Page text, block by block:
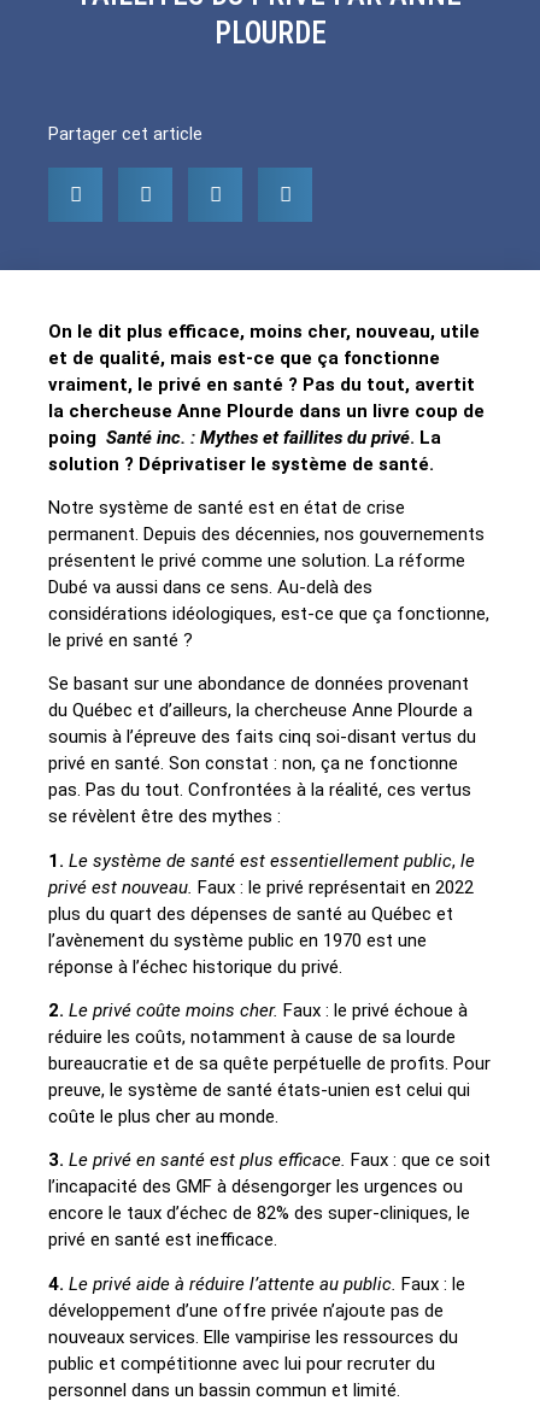
PLOURDE
Partager cet article
On le dit plus efficace, moins cher, nouveau, utile
et de qualité, mais est-ce que ça fonctionne
vraiment, le privé en santé ? Pas du tout, avertit
la chercheuse Anne Plourde dans un livre coup de
poing Santé inc. : Mythes et faillites du privé. La
solution ? Déprivatiser le système de santé.
Notre système de santé est en état de crise
permanent. Depuis des décennies, nos gouvernements
présentent le privé comme une solution. La réforme
Dubé va aussi dans ce sens. Au-delà des
considérations idéologiques, est-ce que ça fonctionne,
le privé en santé ?
Se basant sur une abondance de données provenant
du Québec et d’ailleurs, la chercheuse Anne Plourde a
sou­mis à l’épreuve des faits cinq soi-disant vertus du
privé en santé. Son constat : non, ça ne fonctionne
pas. Pas du tout. Confrontées à la réalité, ces vertus
se révèlent être des mythes :
1. Le système de santé est essentiellement public, le
privé est nouveau. Faux : le privé représentait en 2022
plus du quart des dépenses de santé au Québec et
l’avènement du système public en 1970 est une
réponse à l’échec historique du privé.
2. Le privé coûte moins cher. Faux : le privé échoue à
réduire les coûts, notamment à cause de sa lourde
bureaucratie et de sa quête perpétuelle de profits. Pour
preuve, le système de santé états-unien est celui qui
coûte le plus cher au monde.
3. Le privé en santé est plus efficace. Faux : que ce soit
l’incapacité des GMF à désengorger les urgences ou
encore le taux d’échec de 82% des super-cliniques, le
privé en santé est inefficace.
4. Le privé aide à réduire l’attente au public. Faux : le
déve­loppement d’une offre privée n’ajoute pas de
nouveaux services. Elle vampirise les ressources du
public et compétitionne avec lui pour recruter du
personnel dans un bassin commun et limité.